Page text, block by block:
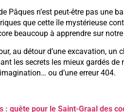
Pâques n’est peut-être pas une
que cette île mystérieuse
beaucoup à apprendre sur
au détour d’une excavation,
les secrets les mieux gardés de
ou d’une erreur 404.
: quête pour le Saint-Graal des